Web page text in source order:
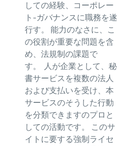
しての経験、コーポレー
ト-ガバナンスに職務を遂
行す。 能力のなさに、こ
の役割が重要な問題を含
め、法規制の課題で
す。 人が企業として、秘
書サービスを複数の法人
および支払いを受け、本
サービスのそうした行動
を分類できますのプロと
しての活動です。 このサ
イトに要する強制ライセ